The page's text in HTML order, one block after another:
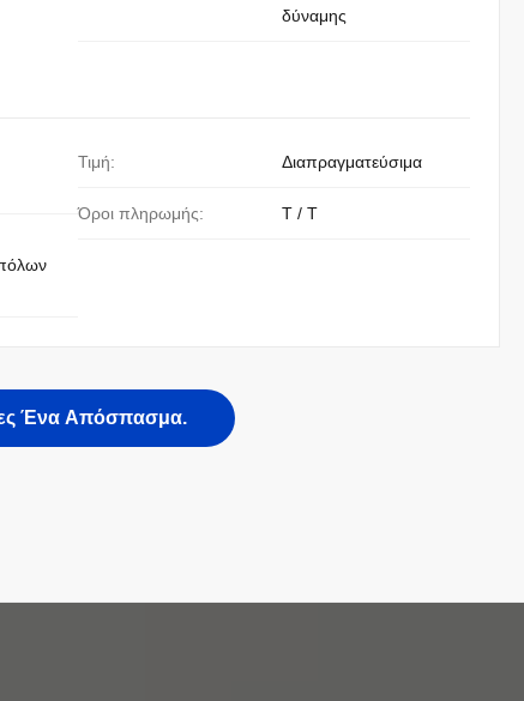
δύναμης
Τιμή: Διαπραγματεύσιμα
Όροι πληρωμής: T / T
Ένα Απόσπασμα.